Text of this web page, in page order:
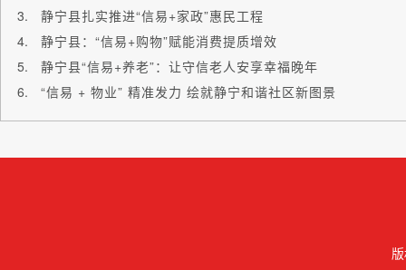
静宁县扎实推进“信易+家政”惠民工程
静宁县：“信易+购物”赋能消费提质增效
静宁县“信易+养老”：让守信老人安享幸福晚年
“信易 + 物业” 精准发力 绘就静宁和谐社区新图景